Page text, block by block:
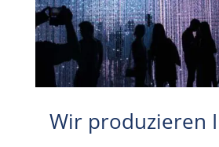
Wir produzieren